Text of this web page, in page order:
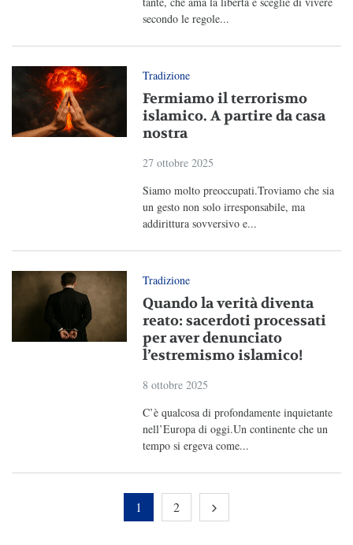
secondo le regole...
Tradizione
Fermiamo il terrorismo
islamico. A partire da casa
nostra
27 ottobre 2025
Siamo molto preoccupati.Troviamo che sia
un gesto non solo irresponsabile, ma
addirittura sovversivo e...
Tradizione
Quando la verità diventa
reato: sacerdoti processati
per aver denunciato
l’estremismo islamico!
8 ottobre 2025
C’è qualcosa di profondamente inquietante
nell’Europa di oggi.Un continente che un
tempo si ergeva come...
1 2